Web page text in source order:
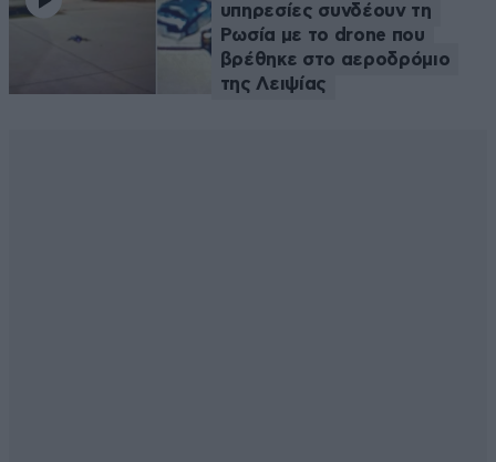
υπηρεσίες συνδέουν τη
Ρωσία με το drone που
βρέθηκε στο αεροδρόμιο
της Λειψίας